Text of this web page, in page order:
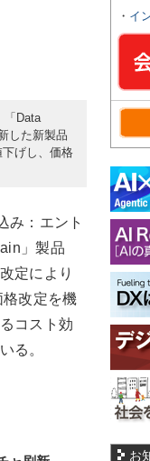
「Data
した新製品
げし、価格
み：エント
」製品
定により
改定を機
コスト効
る。
・ イ
お